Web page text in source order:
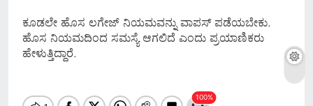
ಕೂಡಲೇ ಹೊಸ ಲಗೇಜ್ ನಿಯಮವನ್ನು ವಾಪಸ್ ಪಡೆಯಬೇಕು.
ಹೊಸ ನಿಯಮದಿಂದ ಸಮಸ್ಯೆ ಆಗಲಿದೆ ಎಂದು ಪ್ರಯಾಣಿಕರು
ಹೇಳುತ್ತಿದ್ದಾರೆ.